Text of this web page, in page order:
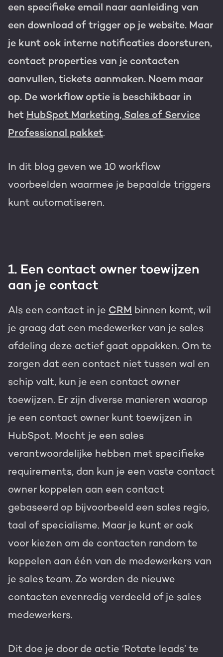
Growth-driven design
een specifieke email naar aanleiding van
een download of trigger op je website. Maar
je kunt ook interne notificaties doorsturen,
contact properties van je contacten
aanvullen, tickets aanmaken. Noem maar
op. De workflow optie is beschikbaar in
het HubSpot Marketing, Sales of Service
Professional pakket.
In dit blog geven we 10 workflow
voorbeelden waarmee je bepaalde triggers
kunt automatiseren.
1. Een contact owner toewijzen
aan je contact
Als een contact in je CRM binnen komt, wil
je graag dat een medewerker van je sales
afdeling deze actief gaat oppakken. Om te
zorgen dat een contact niet tussen wal en
schip valt, kun je een contact owner
toewijzen. Er zijn diverse manieren waarop
je een contact owner kunt toewijzen in
HubSpot. Mocht je een sales
verantwoordelijke hebben met specifieke
requirements, dan kun je een vaste contact
owner koppelen aan een contact
gebaseerd op bijvoorbeeld een sales regio,
taal of specialisme. Maar je kunt er ook
voor kiezen om de contacten random te
koppelen aan één van de medewerkers van
je sales team. Zo worden de nieuwe
contacten evenredig verdeeld of je sales
medewerkers.
Dit doe je door de actie ‘Rotate leads’ te